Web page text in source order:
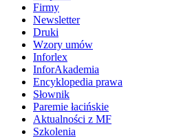
Firmy
Newsletter
Druki
Wzory umów
Inforlex
InforAkademia
Encyklopedia prawa
Słownik
Paremie łacińskie
Aktualności z MF
Szkolenia